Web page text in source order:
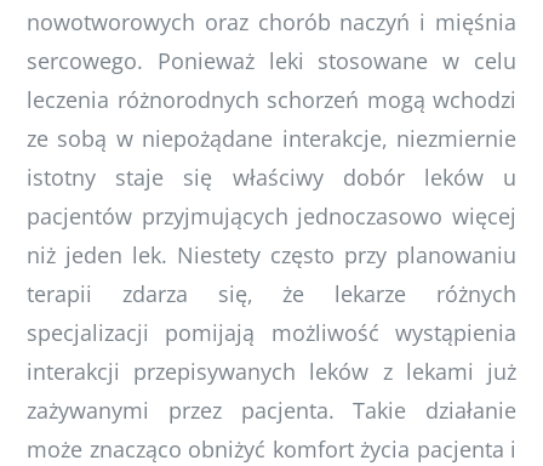
nowotworowych oraz chorób naczyń i mięśnia
sercowego. Ponieważ leki stosowane w celu
leczenia różnorodnych schorzeń mogą wchodzi
ze sobą w niepożądane interakcje, niezmiernie
istotny staje się właściwy dobór leków u
pacjentów przyjmujących jednoczasowo więcej
niż jeden lek. Niestety często przy planowaniu
terapii zdarza się, że lekarze różnych
specjalizacji pomijają możliwość wystąpienia
interakcji przepisywanych leków z lekami już
zażywanymi przez pacjenta. Takie działanie
może znacząco obniżyć komfort życia pacjenta i